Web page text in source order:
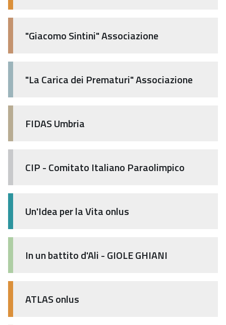
"Giacomo Sintini" Associazione
"La Carica dei Prematuri" Associazione
FIDAS Umbria
CIP - Comitato Italiano Paraolimpico
Un'Idea per la Vita onlus
In un battito d'Ali - GIOLE GHIANI
ATLAS onlus